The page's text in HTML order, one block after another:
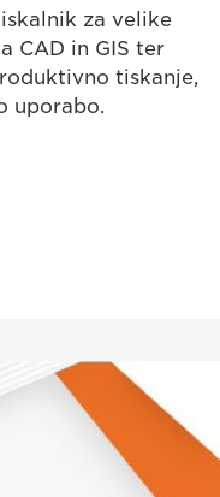
za velike
CAD in GIS ter
tiskanje,
uporabo.